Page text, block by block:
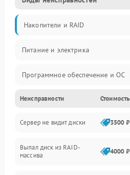
Накопители и RAID
Питание и электрика
Программное обеспечение и ОС
Охлаждение и температура
Материнская плата и процессор
Сеть и коммуникации
Неисправности Стоимость
Сервер не видит диски 3500 ₽
Выпал диск из RAID-
массива
4000 ₽